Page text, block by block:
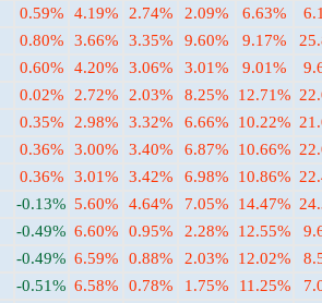
0.59% 4.19% 2.74% 2.09% 6.63%
0.80% 3.66% 3.35% 9.60% 9.17%
0.60% 4.20% 3.06% 3.01% 9.01%
0.02% 2.72% 2.03% 8.25% 12.71%
0.35% 2.98% 3.32% 6.66% 10.22%
0.36% 3.00% 3.40% 6.87% 10.66%
0.36% 3.01% 3.42% 6.98% 10.86%
-0.13% 5.60% 4.64% 7.05% 14.47%
-0.49% 6.60% 0.95% 2.28% 12.55%
-0.49% 6.59% 0.88% 2.03% 12.02%
-0.51% 6.58% 0.78% 1.75% 11.25%